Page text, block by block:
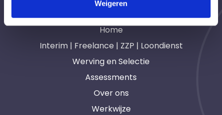
Weigeren
Navigatie
Home
Interim | Freelance | ZZP | Loondienst
Werving en Selectie
Assessments
Over ons
Werkwijze